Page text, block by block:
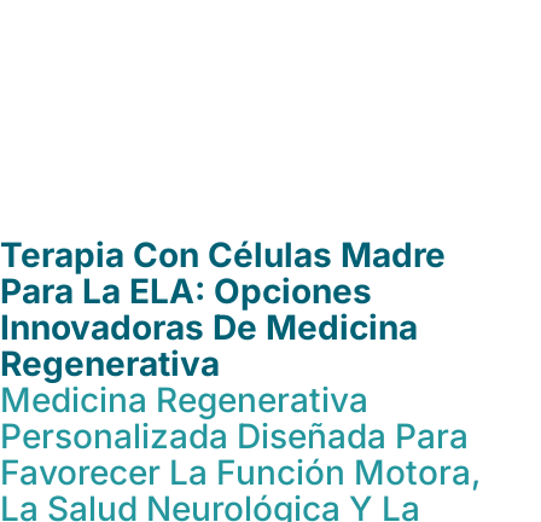
Terapia Con Células Madre
Para La ELA: Opciones
Innovadoras De Medicina
Regenerativa
Medicina Regenerativa
Personalizada Diseñada Para
Favorecer La Función Motora,
La Salud Neurológica Y La